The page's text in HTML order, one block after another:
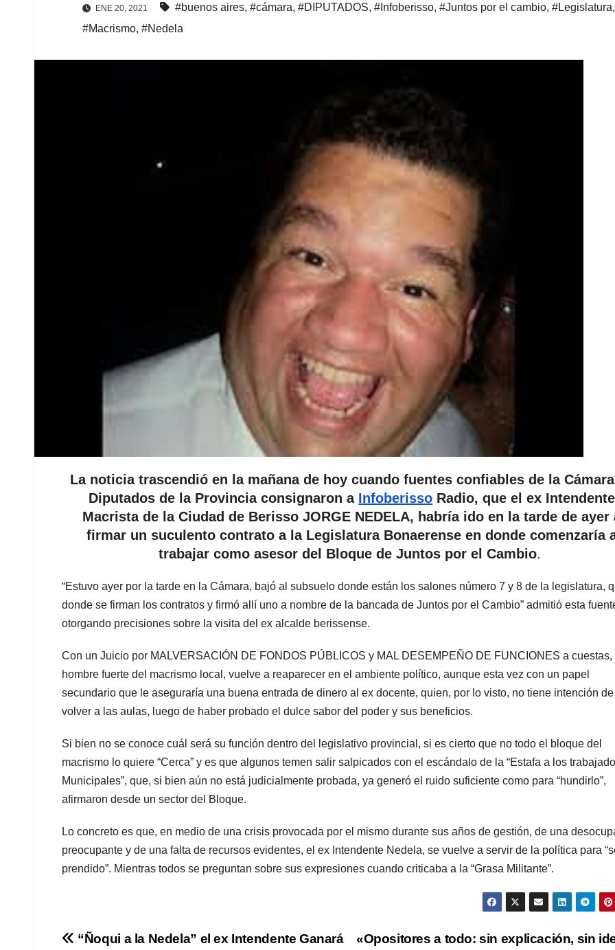
ENE 20, 2021 #buenos aires, #cámara, #DIPUTADOS, #Infoberisso, #Juntos por el cambio, #Legislatura,
#Macrismo, #Nedela
La noticia trascendió en la mañana de hoy cuando fuentes confiables de la
Diputados de la Provincia consignaron a Infoberisso Radio, que el ex Intendente
Macrista de la Ciudad de Berisso JORGE NEDELA, habría ido en la tarde de ayer
firmar un suculento contrato a la Legislatura Bonaerense en donde comenzaría
trabajar como asesor del Bloque de Juntos por el Cambio.
“Estuvo ayer por la tarde en la Cámara, bajó al subsuelo donde están los salones número 7 y 8 de la legislatura,
donde se firman los contratos y firmó allí uno a nombre de la bancada de Juntos por el Cambio” admitió esta
otorgando precisiones sobre la visita del ex alcalde berissense.
Con un Juicio por MALVERSACIÓN DE FONDOS PÚBLICOS y MAL DESEMPEÑO DE FUNCIONES a cuestas,
hombre fuerte del macrismo local, vuelve a reaparecer en el ambiente político, aunque esta vez con un papel
secundario que le aseguraría una buena entrada de dinero al ex docente, quien, por lo visto, no tiene intención de
volver a las aulas, luego de haber probado el dulce sabor del poder y sus beneficios.
Si bien no se conoce cuál será su función dentro del legislativo provincial, si es cierto que no todo el bloque del
macrismo lo quiere “Cerca” y es que algunos temen salir salpicados con el escándalo de la “Estafa a los
Municipales”, que, si bien aún no está judicialmente probada, ya generó el ruido suficiente como para “hundirlo”,
afirmaron desde un sector del Bloque.
Lo concreto es que, en medio de una crisis provocada por el mismo durante sus años de gestión, de una
preocupante y de una falta de recursos evidentes, el ex Intendente Nedela, se vuelve a servir de la política para
prendido”. Mientras todos se preguntan sobre sus expresiones cuando criticaba a la “Grasa Militante”.
Navegación
«Opositores a todo: sin explicación, sin
“Ñoqui a la Nedela” el ex Intendente Ganará